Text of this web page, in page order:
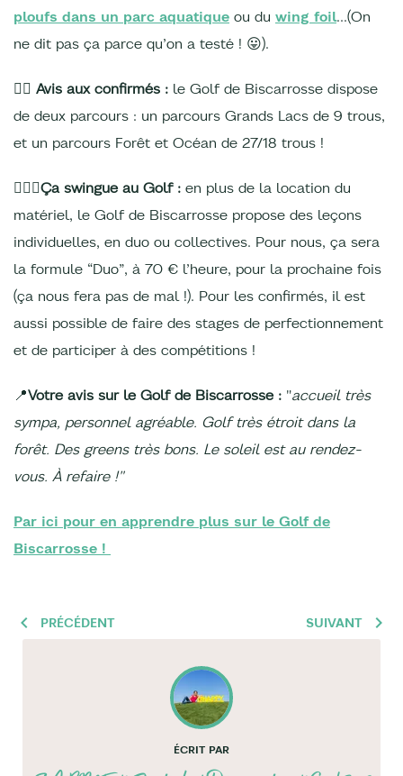
ploufs dans un parc aquatique ou du wing foil…(On
ne dit pas ça parce qu’on a testé ! 😛).
☝🏼 Avis aux confirmés : le Golf de Biscarrosse dispose
de deux parcours : un parcours Grands Lacs de 9 trous,
et un parcours Forêt et Océan de 27/18 trous !
🏌🏼‍♀️Ça swingue au Golf : en plus de la location du
matériel, le Golf de Biscarrosse propose des leçons
individuelles, en duo ou collectives. Pour nous, ça sera
la formule “Duo”, à 70 € l’heure, pour la prochaine fois
(ça nous fera pas de mal !). Pour les confirmés, il est
aussi possible de faire des stages de perfectionnement
et de participer à des compétitions !
📍Votre avis sur le Golf de Biscarrosse : "accueil très
sympa, personnel agréable. Golf très étroit dans la
forêt. Des greens très bons. Le soleil est au rendez-
vous. À refaire !"
Par ici pour en apprendre plus sur le Golf de
Biscarrosse !
PRÉCÉDENT SUIVANT
ÉCRIT PAR